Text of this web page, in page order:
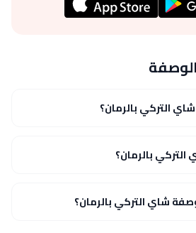
التركي بالرمان؟
بالرمان؟
شاي التركي بالرمان؟